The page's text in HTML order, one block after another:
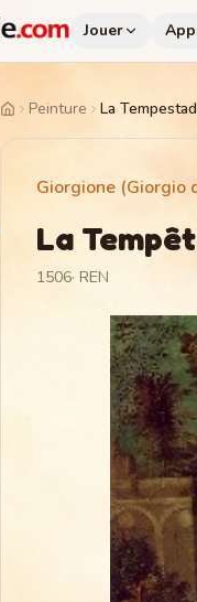
Jouer
HomePeinture La Tempestad
Giorgione (Giorgio
La
1506· REN